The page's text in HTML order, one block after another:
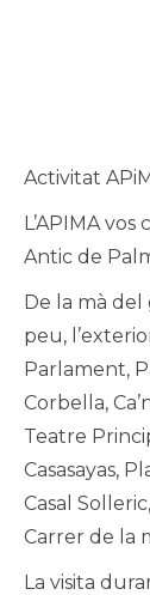
Activitat
L’APIMA
Antic de
De la mà del
peu,
Parlament,
Corbella,
Teatre
Casasayas,
Casal
Carrer de la
La visita